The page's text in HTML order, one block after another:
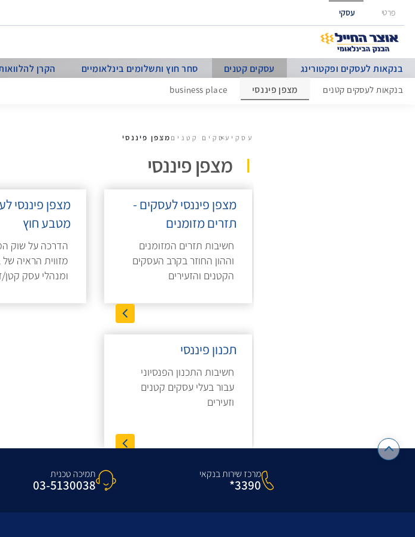
גישה ישירה לכפתור כניסה לחשבונך
פרטי עסקי
בנקאות לעסקים ופקטורינג עסקים קטנים
בנקאות לעסקים קטנים מצפן פיננסי business place
סחר חוץ ותשלומים בינלאומיים הקרן
עסקי עסקים קטנים מצפן פיננסי
מצפן פיננסי
מצפן פיננסי לעסקים -
תזרים מזומנים
חשיבות תזרים המזומנים
וההון החוזר בקרב העסקים
הקטנים והזעירים
מצפן פיננסי
מטבע חוץ
הדרכה על שוק
מזווית הראיה של
ומנהלי עסק קטן/
תכנון פיננסי
חשיבות התכנון הפנסיוני
עבור בעלי עסקים קטנים
וזעירים
מרכז שירות בנקאי
3390*
תמיכה טכנית
03-5130038